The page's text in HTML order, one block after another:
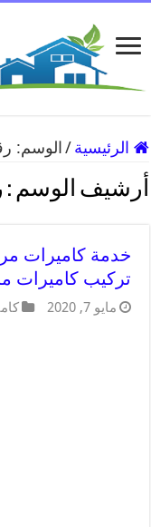
الرئيسية / الوسم:
أرشيف الوسم :
تركيب كاميرات
مايو 7, 2020